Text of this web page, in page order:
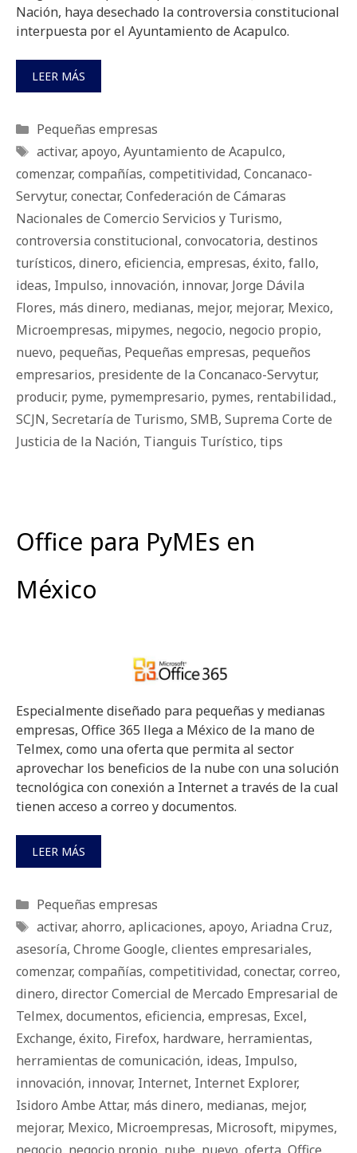
Nación, haya desechado la controversia constitucional
interpuesta por el Ayuntamiento de Acapulco.
LEER MÁS
Categorías
Pequeñas empresas
Etiquetas
activar, apoyo, Ayuntamiento de Acapulco,
comenzar, compañías, competitividad, Concanaco-
Servytur, conectar, Confederación de Cámaras
Nacionales de Comercio Servicios y Turismo,
controversia constitucional, convocatoria, destinos
turísticos, dinero, eficiencia, empresas, éxito, fallo,
ideas, Impulso, innovación, innovar, Jorge Dávila
Flores, más dinero, medianas, mejor, mejorar, Mexico,
Microempresas, mipymes, negocio, negocio propio,
nuevo, pequeñas, Pequeñas empresas, pequeños
empresarios, presidente de la Concanaco-Servytur,
producir, pyme, pymempresario, pymes, rentabilidad.,
SCJN, Secretaría de Turismo, SMB, Suprema Corte de
Justicia de la Nación, Tianguis Turístico, tips
Office para PyMEs en
México
Especialmente diseñado para pequeñas y medianas
empresas, Office 365 llega a México de la mano de
Telmex, como una oferta que permita al sector
aprovechar los beneficios de la nube con una solución
tecnológica con conexión a Internet a través de la cual
tienen acceso a correo y documentos.
LEER MÁS
Categorías
Pequeñas empresas
Etiquetas
activar, ahorro, aplicaciones, apoyo, Ariadna Cruz,
asesoría, Chrome Google, clientes empresariales,
comenzar, compañías, competitividad, conectar, correo,
dinero, director Comercial de Mercado Empresarial de
Telmex, documentos, eficiencia, empresas, Excel,
Exchange, éxito, Firefox, hardware, herramientas,
herramientas de comunicación, ideas, Impulso,
innovación, innovar, Internet, Internet Explorer,
Isidoro Ambe Attar, más dinero, medianas, mejor,
mejorar, Mexico, Microempresas, Microsoft, mipymes,